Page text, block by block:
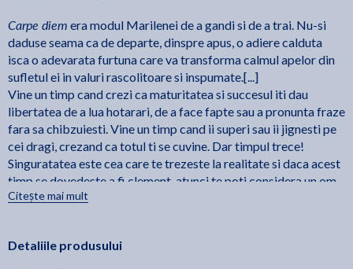
Carpe diem era modul Marilenei de a gandi si de a trai. Nu-si
daduse seama ca de departe, dinspre apus, o adiere calduta
isca o adevarata furtuna care va transforma calmul apelor din
sufletul ei in valuri rascolitoare si inspumate.[...]
Vine un timp cand crezi ca maturitatea si succesul iti dau
libertatea de a lua hotarari, de a face fapte sau a pronunta fraze
fara sa chibzuiesti. Vine un timp cand ii superi sau ii jignesti pe
cei dragi, crezand ca totul ti se cuvine. Dar timpul trece!
Singuratatea este cea care te trezeste la realitate si daca acest
timp se dovedeste a fi clement, atunci te poti considera un om
fericit." - Monica Bilbor,
Citește mai mult
Detaliile produsului